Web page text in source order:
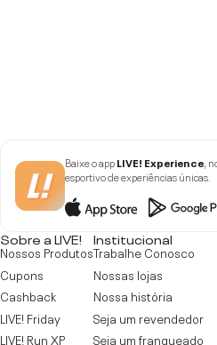
Baixe o appLIVE! Experience,
esportivo de experiências únicas.
Sobre a LIVE!
Nossos Produtos
Cupons
Cashback
LIVE! Friday
LIVE! Run XP
Institucional
Trabalhe Conosco
Nossas lojas
Nossa história
Seja um revendedor
Seja um franqueado